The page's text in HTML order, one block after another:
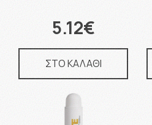
5.12€
ΣΤΟ ΚΑΛΑΘΙ